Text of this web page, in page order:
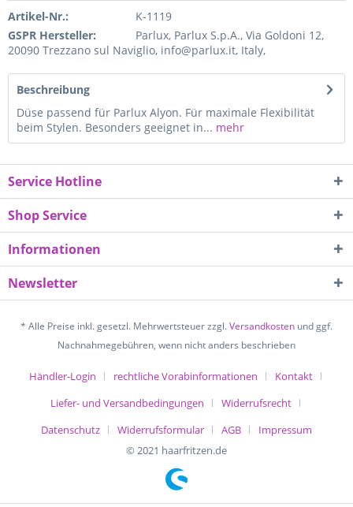
Artikel-Nr.:
K-1119
GSPR Hersteller:
Parlux, Parlux S.p.A., Via Goldoni 12,
20090 Trezzano sul Naviglio, info@parlux.it, Italy,
Beschreibung
Düse passend für Parlux Alyon. Für maximale Flexibilität
beim Stylen. Besonders geeignet in... mehr
Service Hotline
Shop Service
Informationen
Newsletter
* Alle Preise inkl. gesetzl. Mehrwertsteuer zzgl.Versandkosten und ggf.
Nachnahmegebühren, wenn nicht anders beschrieben
Händler-Login rechtliche Vorabinformationen
Kontakt
Liefer- und Versandbedingungen
Widerrufsrecht
Datenschutz
Widerrufsformular AGB
Impressum
© 2021 haarfritzen.de